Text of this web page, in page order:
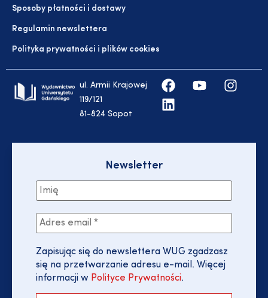
Sposoby płatności i dostawy
Regulamin newslettera
Polityka prywatności i plików cookies
ul. Armii Krajowej
119/121
81-824 Sopot
Newsletter
Zapisując się do newslettera WUG zgadzasz
się na przetwarzanie adresu e-mail. Więcej
informacji w Polityce Prywatności.